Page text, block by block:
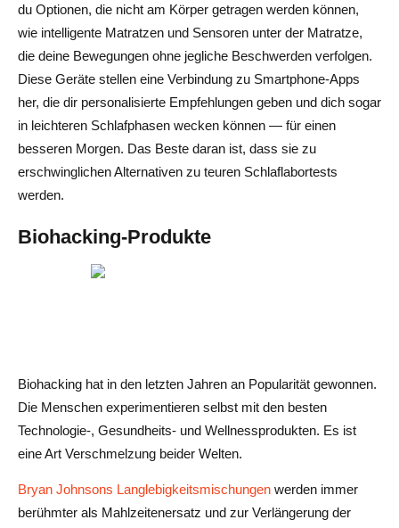
du Optionen, die nicht am Körper getragen werden können,
wie intelligente Matratzen und Sensoren unter der Matratze,
die deine Bewegungen ohne jegliche Beschwerden verfolgen.
Diese Geräte stellen eine Verbindung zu Smartphone-Apps
her, die dir personalisierte Empfehlungen geben und dich sogar
in leichteren Schlafphasen wecken können — für einen
besseren Morgen. Das Beste daran ist, dass sie zu
erschwinglichen Alternativen zu teuren Schlaflabortests
werden.
Biohacking-Produkte
Biohacking hat in den letzten Jahren an Popularität gewonnen.
Die Menschen experimentieren selbst mit den besten
Technologie-, Gesundheits- und Wellnessprodukten. Es ist
eine Art Verschmelzung beider Welten.
Bryan Johnsons Langlebigkeitsmischungen werden immer
berühmter als Mahlzeitenersatz und zur Verlängerung der